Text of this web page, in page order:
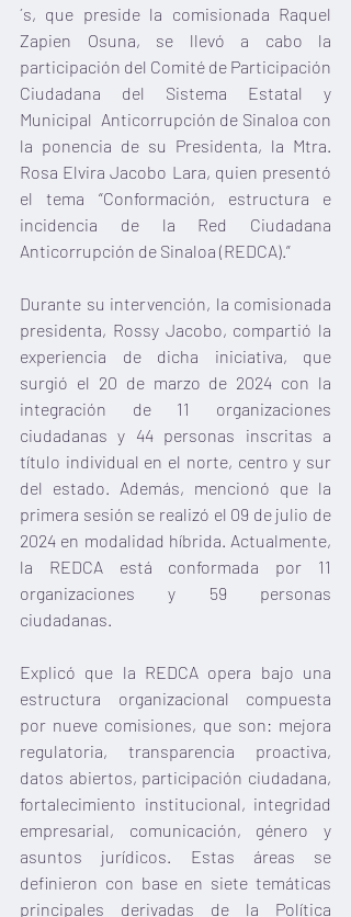
´s, que preside la comisionada Raquel
Zapien Osuna, se llevó a cabo la
participación del Comité de Participación
Ciudadana del Sistema Estatal y
Municipal  Anticorrupción de Sinaloa con
la ponencia de su Presidenta, la Mtra.
Rosa Elvira Jacobo Lara, quien presentó
el tema “Conformación, estructura e
incidencia de la Red Ciudadana
Anticorrupción de Sinaloa (REDCA).”
Durante su intervención, la comisionada
presidenta, Rossy Jacobo, compartió la
experiencia de dicha iniciativa, que
surgió el 20 de marzo de 2024 con la
integración de 11 organizaciones
ciudadanas y 44 personas inscritas a
título individual en el norte, centro y sur
del estado. Además, mencionó que la
primera sesión se realizó el 09 de julio de
2024 en modalidad híbrida. Actualmente,
la REDCA está conformada por 11
organizaciones y 59 personas
ciudadanas.
Explicó que la REDCA opera bajo una
estructura organizacional compuesta
por nueve comisiones, que son: mejora
regulatoria, transparencia proactiva,
datos abiertos, participación ciudadana,
fortalecimiento institucional, integridad
empresarial, comunicación, género y
asuntos jurídicos. Estas áreas se
definieron con base en siete temáticas
principales derivadas de la Política